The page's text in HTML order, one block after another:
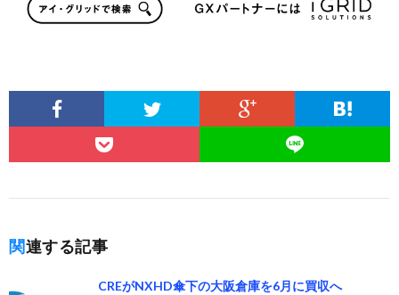
関連する記事
CREがNXHD傘下の大阪倉庫を6月に買収へ